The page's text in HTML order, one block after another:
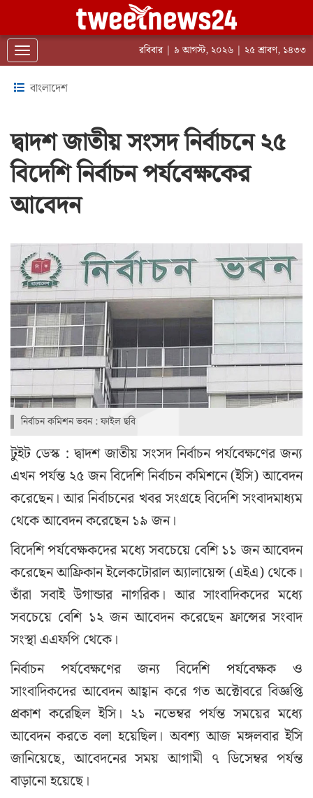
Toggle navigation রবিবার | ৯ আগস্ট, ২০২৬ | ২৫ শ্রাবণ, ১৪৩৩
বাংলাদেশ
দ্বাদশ জাতীয় সংসদ নির্বাচনে ২৫
বিদেশি নির্বাচন পর্যবেক্ষকের
আবেদন
নির্বাচন কমিশন ভবন : ফাইল ছবি
টুইট ডেস্ক : দ্বাদশ জাতীয় সংসদ নির্বাচন পর্যবেক্ষণের জন্য
এখন পর্যন্ত ২৫ জন বিদেশি নির্বাচন কমিশনে (ইসি) আবেদন
করেছেন। আর নির্বাচনের খবর সংগ্রহে বিদেশি সংবাদমাধ্যম
থেকে আবেদন করেছেন ১৯ জন।
বিদেশি পর্যবেক্ষকদের মধ্যে সবচেয়ে বেশি ১১ জন আবেদন
করেছেন আফ্রিকান ইলেকটোরাল অ্যালায়েন্স (এইএ) থেকে।
তাঁরা সবাই উগান্ডার নাগরিক। আর সাংবাদিকদের মধ্যে
সবচেয়ে বেশি ১২ জন আবেদন করেছেন ফ্রান্সের সংবাদ
সংস্থা এএফপি থেকে।
নির্বাচন পর্যবেক্ষণের জন্য বিদেশি পর্যবেক্ষক ও
সাংবাদিকদের আবেদন আহ্বান করে গত অক্টোবরে বিজ্ঞপ্তি
প্রকাশ করেছিল ইসি। ২১ নভেম্বর পর্যন্ত সময়ের মধ্যে
আবেদন করতে বলা হয়েছিল। অবশ্য আজ মঙ্গলবার ইসি
জানিয়েছে, আবেদনের সময় আগামী ৭ ডিসেম্বর পর্যন্ত
বাড়ানো হয়েছে।